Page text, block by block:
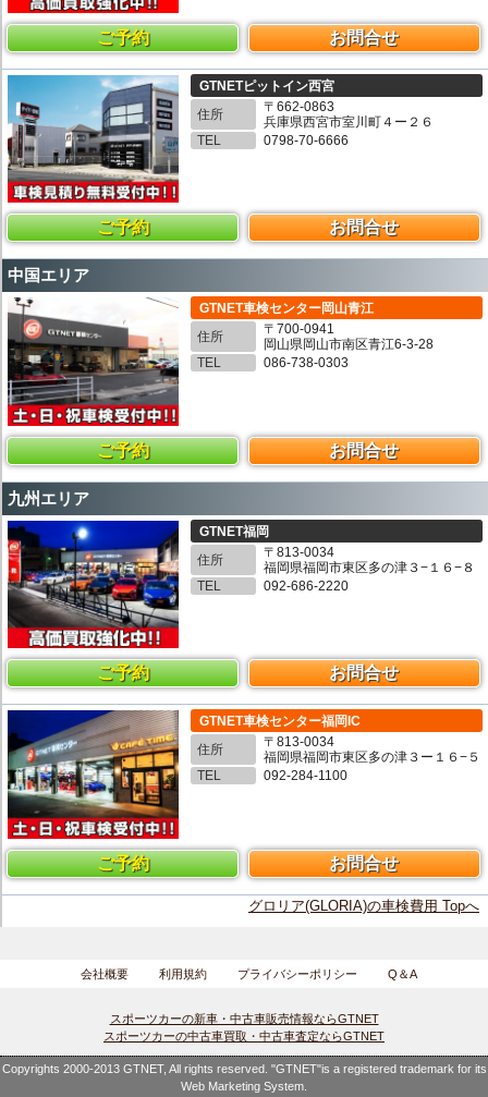
ご予約 お問合せ
GTNETピットイン西宮
住所
〒662-0863
兵庫県西宮市室川町４ー２６
TEL
0798-70-6666
ご予約 お問合せ
中国エリア
GTNET車検センター岡山青江
住所
〒700-0941
岡山県岡山市南区青江6-3-28
TEL
086-738-0303
ご予約 お問合せ
九州エリア
GTNET福岡
住所
〒813-0034
福岡県福岡市東区多の津３−１６−８
TEL
092-686-2220
ご予約 お問合せ
GTNET車検センター福岡IC
住所
〒813-0034
福岡県福岡市東区多の津３ー１６−５
TEL
092-284-1100
ご予約 お問合せ
グロリア(GLORIA)の車検費用 Topへ
会社概要 利用規約 プライバシーポリシー Q＆A
スポーツカーの新車・中古車販売情報ならGTNET
スポーツカーの中古車買取・中古車査定ならGTNET
Copyrights 2000-2013 GTNET, All rights reserved. "GTNET"is a registered trademark for its
Web Marketing System.